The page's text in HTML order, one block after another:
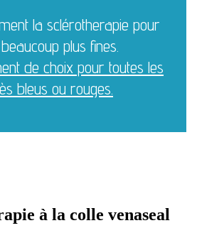
la sclérotherapie pour
plus fines.
de choix pour toutes les
bleus ou rouges.
à la colle venaseal